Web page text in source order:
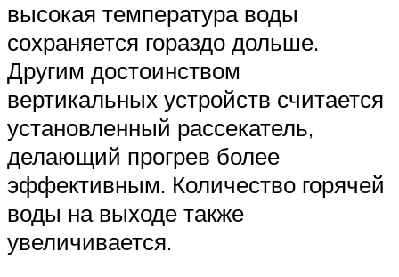
высокая температура воды
сохраняется гораздо дольше.
Другим достоинством
вертикальных устройств считается
установленный рассекатель,
делающий прогрев более
эффективным. Количество горячей
воды на выходе также
увеличивается.